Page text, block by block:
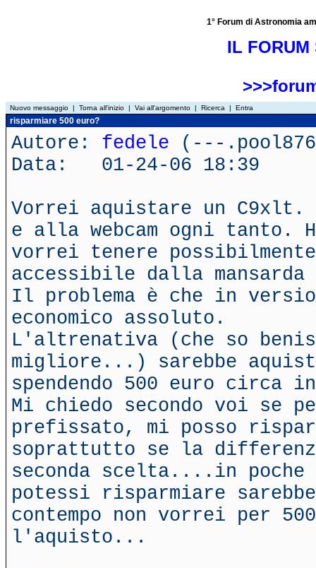
1° Forum di Astronomia
IL FORUM
Nuovo messaggio | Torna all'inizio | Vai all'argomento | Ricerca | Entra
risparmiare 500 euro?
Autore: fedele (---
Data: 01-24-06 18:39
Vorrei aquistare un
e alla webcam ogni tanto.
vorrei tenere
accessibile dalla
Il problema è che in
economico assoluto.
L'altrenativa (che so
migliore...) sarebbe
spendendo 500 euro circa
Mi chiedo secondo voi se
prefissato, mi posso
soprattutto se la
seconda scelta....in
potessi risparmiare
contempo non vorrei per
l'aquisto...